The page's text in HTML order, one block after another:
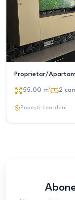
Proprietar/
55.00 m² 2
Popești-Leordeni